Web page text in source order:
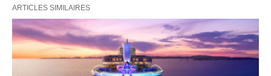
ARTICLES SIMILAIRES